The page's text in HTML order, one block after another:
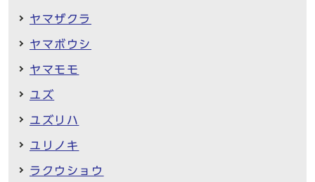
ヤマザクラ
ヤマボウシ
ヤマモモ
ユズ
ユズリハ
ユリノキ
ラクウショウ